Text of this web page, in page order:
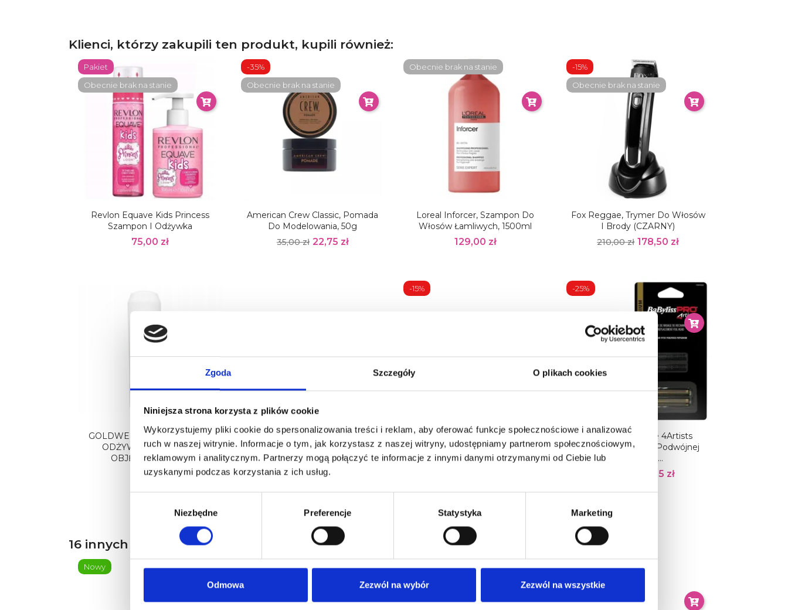
Zgoda Szczegóły O plikach cookies
Niniejsza strona korzysta z plików cookie
Wykorzystujemy pliki cookie do spersonalizowania treści i reklam, aby oferować funkcje społecznościowe i analizować
ruch w naszej witrynie. Informacje o tym, jak korzystasz z naszej witryny, udostępniamy partnerom społecznościowym,
reklamowym i analitycznym. Partnerzy mogą połączyć te informacje z innymi danymi otrzymanymi od Ciebie lub
uzyskanymi podczas korzystania z ich usług.
Niezbędne Preferencje Statystyka Marketing
Odmowa Zezwól na wybór Zezwól na wszystkie
Klienci, którzy zakupili ten produkt, kupili również:
Revlon Equave Kids Princess
Szampon I Odżywka
75,00 zł
Pakiet
Obecnie brak na stanie
American Crew Classic, Pomada
Do Modelowania, 50g
35,00 zł 22,75 zł
-35%
Obecnie brak na stanie
Loreal Inforcer, Szampon Do
Włosów Łamliwych, 1500ml
129,00 zł
Obecnie brak na stanie
Fox Reggae, Trymer Do Włosów
I Brody (CZARNY)
210,00 zł 178,50 zł
-15%
Obecnie brak na stanie
GOLDWELL ULTRA VOLUME
ODŻYWKA NADAJĄCA
OBJĘTOŚĆ 200ML
38,00 zł
Lisap Lisaplex Pastel Color,
Koloryzacja Bez Amoniaku, 60ml
21,50 zł
Fox Student Degażówki
Fryzjerskie 5,5"
139,00 zł 118,15 zł
-15%
Babyliss Pro Blade 4Artists
Głowica Do Golarki Podwójnej
FXFS2GSE,...
74,25 zł
-25%
16 innych produktów w tej samej kategorii:
Nowy Nowy Nowy Nowy